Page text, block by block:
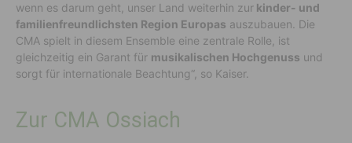
wenn es darum geht, unser Land weiterhin zur kinder- und
familienfreundlichsten Region Europas auszubauen. Die
CMA spielt in diesem Ensemble eine zentrale Rolle, ist
gleichzeitig ein Garant für musikalischen Hochgenuss und
sorgt für internationale Beachtung“, so Kaiser.
Zur CMA Ossiach